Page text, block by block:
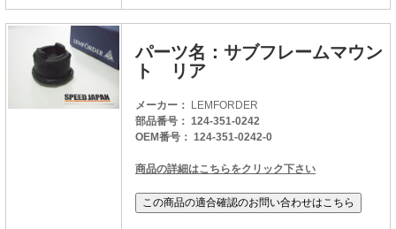
パーツ名：サブフレームマウン
ト リア
メーカー： LEMFORDER
部品番号： 124-351-0242
OEM番号： 124-351-0242-0
商品の詳細はこちらをクリック下さい